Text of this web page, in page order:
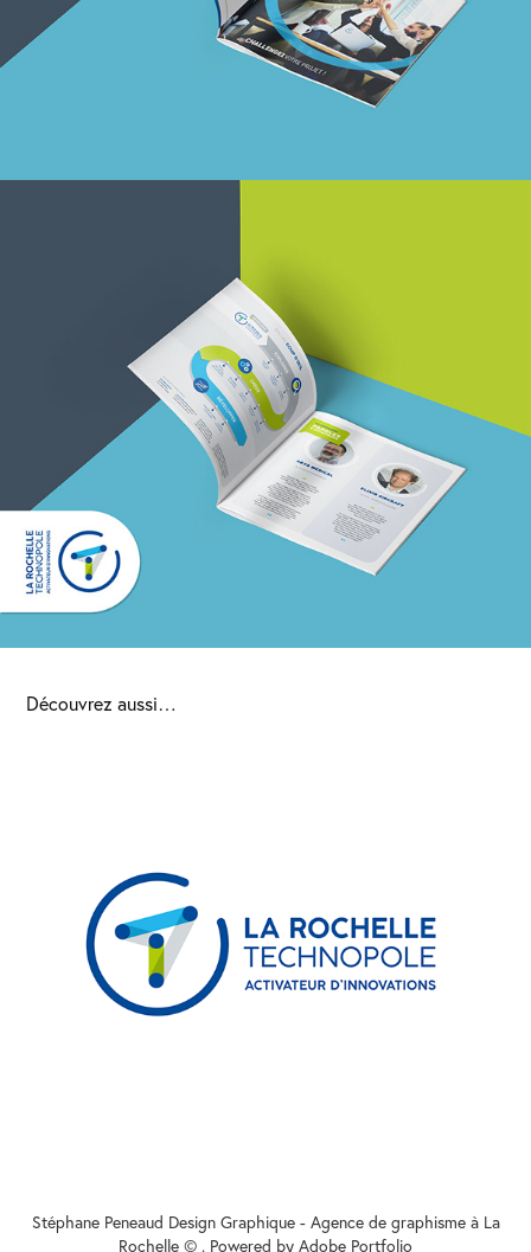
Découvrez aussi…
La Rochelle Technopole
Stéphane Peneaud Design Graphique - Agence de graphisme à La
Rochelle © . Powered by Adobe Portfolio